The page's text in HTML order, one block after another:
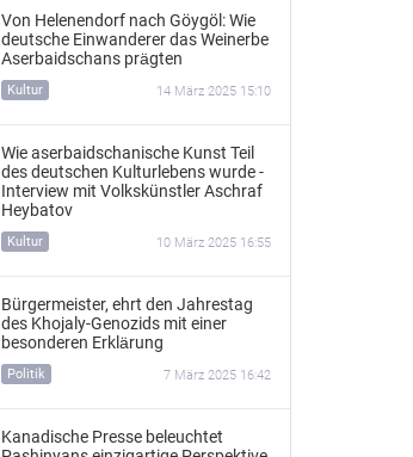
Von Helenendorf nach Göygöl: Wie
deutsche Einwanderer das Weinerbe
Aserbaidschans prägten
Kultur 14 März 2025 15:10
Wie aserbaidschanische Kunst Teil
des deutschen Kulturlebens wurde -
Interview mit Volkskünstler Aschraf
Heybatov
Kultur 10 März 2025 16:55
Bürgermeister, ehrt den Jahrestag
des Khojaly-Genozids mit einer
besonderen Erklärung
Politik 7 März 2025 16:42
Kanadische Presse beleuchtet